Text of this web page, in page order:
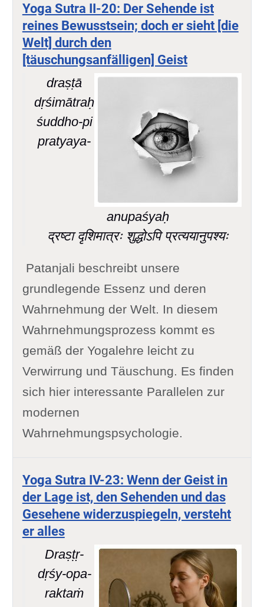
Yoga Sutra II-20: Der Sehende ist
reines Bewusstsein; doch er sieht [die
Welt] durch den
[täuschungsanfälligen] Geist
draṣṭā
dṛśimātraḥ
śuddho-pi
pratyaya-
anupaśyaḥ
द्रष्टा दृशिमात्रः शुद्धोऽपि प्रत्ययानुपश्यः
Patanjali beschreibt unsere
grundlegende Essenz und deren
Wahrnehmung der Welt. In diesem
Wahrnehmungsprozess kommt es
gemäß der Yogalehre leicht zu
Verwirrung und Täuschung. Es finden
sich hier interessante Parallelen zur
modernen
Wahrnehmungspsychologie.
Yoga Sutra IV-23: Wenn der Geist in
der Lage ist, den Sehenden und das
Gesehene widerzuspiegeln, versteht
er alles
Draṣṭṛ-
dṛśy-opa-
raktaṁ